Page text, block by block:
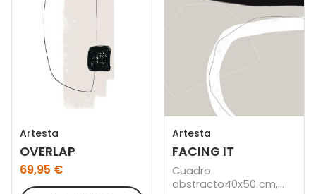
Artesta
OVERLAP
69,95 €
Artesta
FACING IT
Cuadro
abstracto40x50 cm,